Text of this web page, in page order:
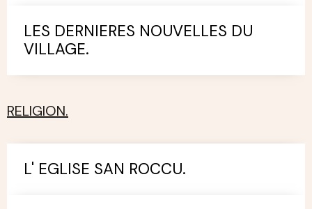
LES DERNIERES NOUVELLES DU
VILLAGE.
RELIGION.
L' EGLISE SAN ROCCU.